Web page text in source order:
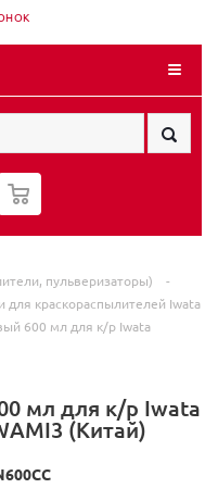
0
пульверизаторы)
-
для краскораспылителей Iwata
600 мл для к/р Iwata
мл для к/р Iwata
(Китай)